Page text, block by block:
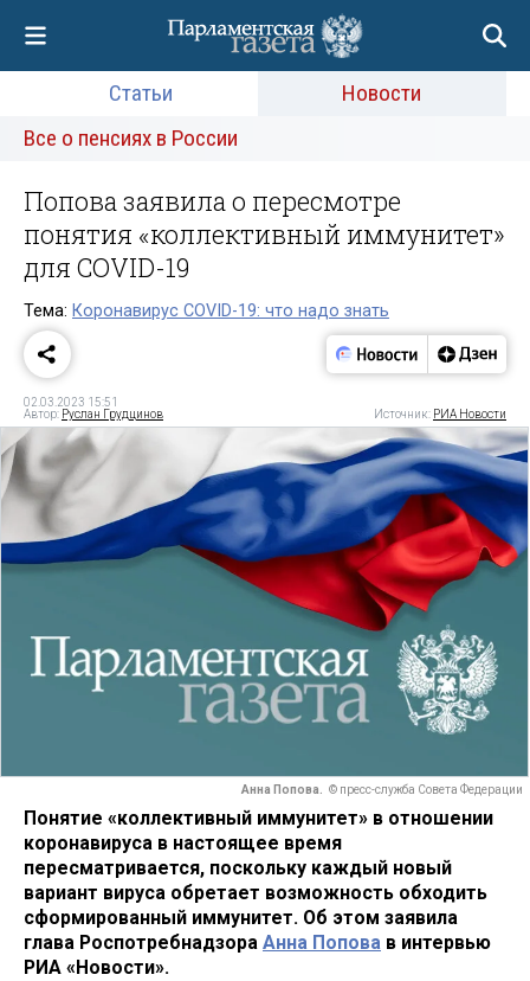
Статьи
Новости
Все о пенсиях в России
Попова заявила о пересмотре
понятия «коллективный иммунитет»
для COVID-19
Тема: Коронавирус COVID-19: что надо знать
02.03.2023 15:51
Автор: Руслан Грудцинов Источник: РИА Новости
Анна Попова. © пресс-служба Совета Федерации
Понятие «коллективный иммунитет» в отношении
коронавируса в настоящее время
пересматривается, поскольку каждый новый
вариант вируса обретает возможность обходить
сформированный иммунитет. Об этом заявила
глава Роспотребнадзора Анна Попова в интервью
РИА «Новости».